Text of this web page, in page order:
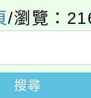
住民語歌
學年度第
甄選結果(
學年度第
甄選結果(
大學推廣
通分析基
府辦理
/瀏覽：
搜尋